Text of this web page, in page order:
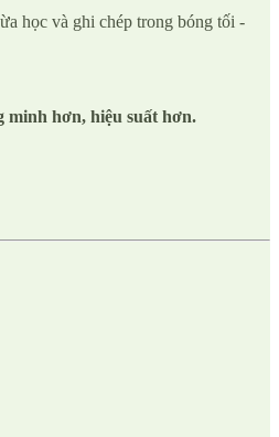
học và ghi chép trong bóng tối -
minh hơn, hiệu suất hơn.